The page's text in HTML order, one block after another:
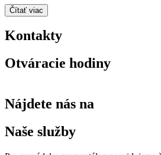
Čítať viac
Kontakty
Otváracie hodiny
Nájdete nás na
Naše služby